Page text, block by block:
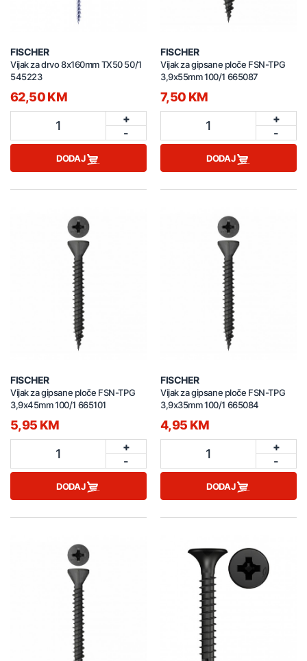
FISCHER
Vijak za drvo 8x160mm TX50 50/1
545223
62,50 KM
1
+
-
DODAJ
FISCHER
Vijak za gipsane ploče FSN-TPG
3,9x55mm 100/1 665087
7,50 KM
1
+
-
DODAJ
FISCHER
Vijak za gipsane ploče FSN-TPG
3,9x45mm 100/1 665101
5,95 KM
1
+
-
DODAJ
FISCHER
Vijak za gipsane ploče FSN-TPG
3,9x35mm 100/1 665084
4,95 KM
1
+
-
DODAJ